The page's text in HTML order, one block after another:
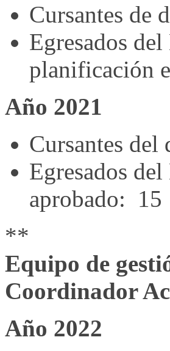
Cursantes de
Egresados
planificación
Año 2021
Cursantes
Egresados
aprobado: 15
**
Equipo de
Coordinador
Año 2022